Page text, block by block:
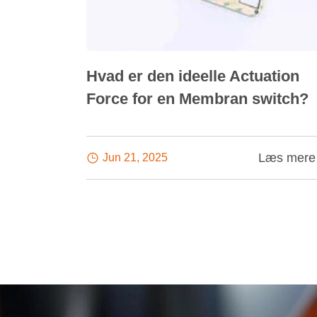
Hvad er den ideelle Actuation
Force for en Membran switch?
 Jun 21, 2025 Læs